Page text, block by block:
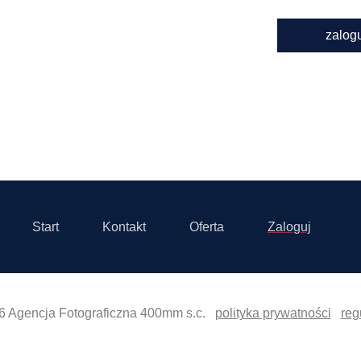
Start Kontakt Oferta Zaloguj
Agencja Fotograficzna 400mm s.c. polityka prywatności